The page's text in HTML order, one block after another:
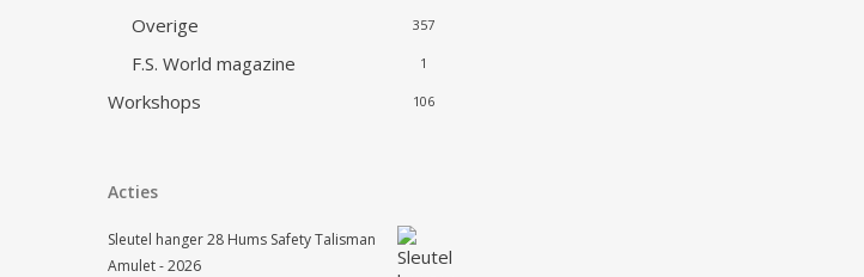
Overige 357
F.S. World magazine 1
Workshops 106
Acties
Sleutel hanger 28 Hums Safety Talisman
Amulet - 2026